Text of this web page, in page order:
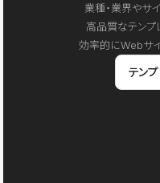
業種・業界やサ
高品質なテンプ
効率的にWebサイ
テン